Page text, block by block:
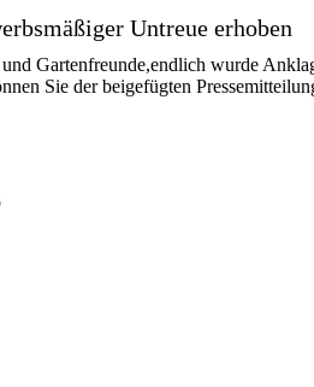
Untreue erhoben
Gartenfreunde,endlich wurde
Sie der beigefügten